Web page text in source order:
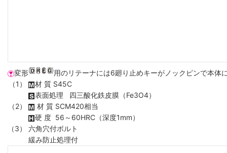
変形
用のリテーナには6廻り止めキーがノックピンで本体
（1）
材 質 S45C
表面処理 四三酸化鉄皮膜（Fe3O4）
（2）
材 質 SCM420相当
硬 度 56～60HRC（深度1mm）
（3） 六角穴付ボルト
緩み防止処理付